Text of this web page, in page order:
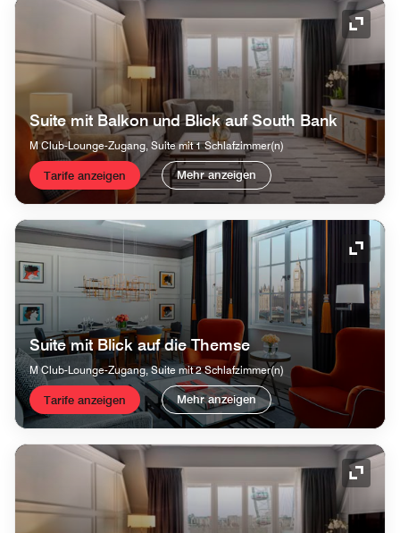
Suite mit Balkon und Blick auf South Bank
M Club-Lounge-Zugang, Suite mit 1 Schlafzimmer(n)
Tarife anzeigen Mehr anzeigen
Suite mit Blick auf die Themse
M Club-Lounge-Zugang, Suite mit 2 Schlafzimmer(n)
Tarife anzeigen Mehr anzeigen